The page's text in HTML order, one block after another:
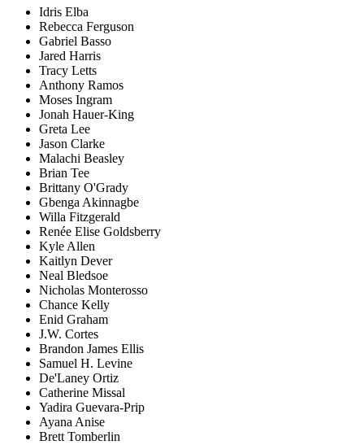
Idris Elba
Rebecca Ferguson
Gabriel Basso
Jared Harris
Tracy Letts
Anthony Ramos
Moses Ingram
Jonah Hauer-King
Greta Lee
Jason Clarke
Malachi Beasley
Brian Tee
Brittany O'Grady
Gbenga Akinnagbe
Willa Fitzgerald
Renée Elise Goldsberry
Kyle Allen
Kaitlyn Dever
Neal Bledsoe
Nicholas Monterosso
Chance Kelly
Enid Graham
J.W. Cortes
Brandon James Ellis
Samuel H. Levine
De'Laney Ortiz
Catherine Missal
Yadira Guevara-Prip
Ayana Anise
Brett Tomberlin